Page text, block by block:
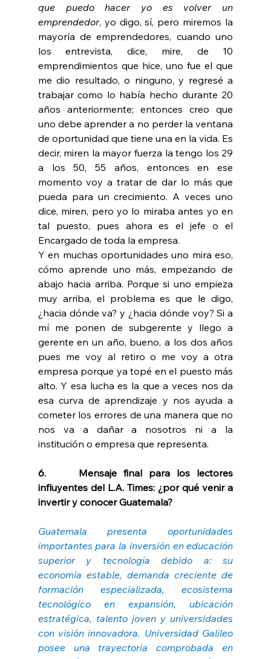
que puedo hacer yo es volver un
emprendedor, yo digo, sí, pero miremos la
mayoría de emprendedores, cuando uno
los entrevista, dice, mire, de 10
emprendimientos que hice, uno fue el que
me dio resultado, o ninguno, y regresé a
trabajar como lo había hecho durante 20
años anteriormente; entonces creo que
uno debe aprender a no perder la ventana
de oportunidad que tiene una en la vida. Es
decir, miren la mayor fuerza la tengo los 29
a los 50, 55 años, entonces en ese
momento voy a tratar de dar lo más que
pueda para un crecimiento. A veces uno
dice, miren, pero yo lo miraba antes yo en
tal puesto, pues ahora es el jefe o el
Encargado de toda la empresa.
Y en muchas oportunidades uno mira eso,
cómo aprende uno más, empezando de
abajo hacia arriba. Porque si uno empieza
muy arriba, el problema es que le digo,
¿hacia dónde va? y ¿hacia dónde voy? Si a
mí me ponen de subgerente y llego a
gerente en un año, bueno, a los dos años
pues me voy al retiro o me voy a otra
empresa porque ya topé en el puesto más
alto. Y esa lucha es la que a veces nos da
esa curva de aprendizaje y nos ayuda a
cometer los errores de una manera que no
nos va a dañar a nosotros ni a la
institución o empresa que representa.
6.     Mensaje final para los lectores
influyentes del L.A. Times: ¿por qué venir a
invertir y conocer Guatemala?
Guatemala presenta oportunidades
importantes para la inversión en educación
superior y tecnología debido a: su
economía estable, demanda creciente de
formación especializada, ecosistema
tecnológico en expansión, ubicación
estratégica, talento joven y universidades
con visión innovadora. Universidad Galileo
posee una trayectoria comprobada en